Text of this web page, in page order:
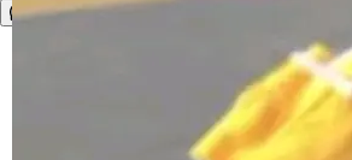
存 KV cache 是推理时最吃显...
到你。从“逐字转写、单点优化”演进为“理解
境、兼容场景、一键直出”。 Hy ASR 3.0
w 不要求标准普通话，方言识别覆盖粤语、
等 10 大方言片区和 20 余个二级小片区。
源评测集中，Hy ASR 3.0 preview 在多语